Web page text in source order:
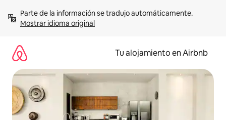
contenidoMostrar idioma original
Tu alojamiento en Airbnb